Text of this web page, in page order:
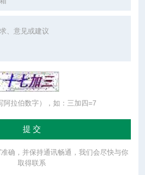
阿拉伯数字），如：三加四=7
确，并保持通讯畅通，我们会尽快与你
取得联系